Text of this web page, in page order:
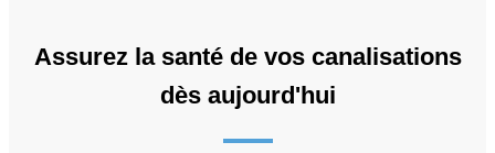
Assurez la santé de vos canalisations
dès aujourd'hui